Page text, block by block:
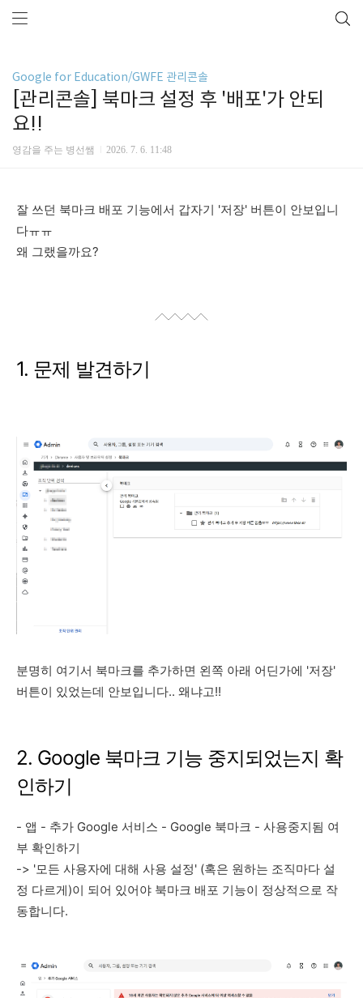
Google for Education/GWFE 관리콘솔
[관리콘솔] 북마크 설정 후 '배포'가 안되
요!!
영감을 주는 병선쌤 2026. 7. 6. 11:48
잘 쓰던 북마크 배포 기능에서 갑자기 '저장' 버튼이 안보입니
다ㅠㅠ
왜 그랬을까요?
1. 문제 발견하기
분명히 여기서 북마크를 추가하면 왼쪽 아래 어딘가에 '저장'
버튼이 있었는데 안보입니다.. 왜냐고!!
2. Google 북마크 기능 중지되었는지 확
인하기
- 앱 - 추가 Google 서비스 - Google 북마크 - 사용중지됨 여
부 확인하기
-> '모든 사용자에 대해 사용 설정' (혹은 원하는 조직마다 설
정 다르게)이 되어 있어야 북마크 배포 기능이 정상적으로 작
동합니다.